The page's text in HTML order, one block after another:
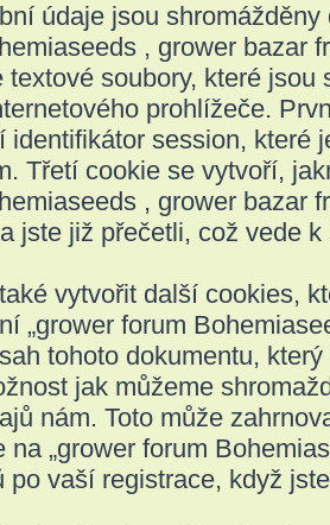
údaje jsou
, grower bazar
textové soubory, které
prohlížeče.
identifikátor session, které
Třetí cookie se vytvoří,
, grower bazar
jste již přečetli, což vede
vytvořit další cookies,
„grower forum
tohoto dokumentu,
jak můžeme
nám. Toto může
na „grower forum
po vaší registrace, když